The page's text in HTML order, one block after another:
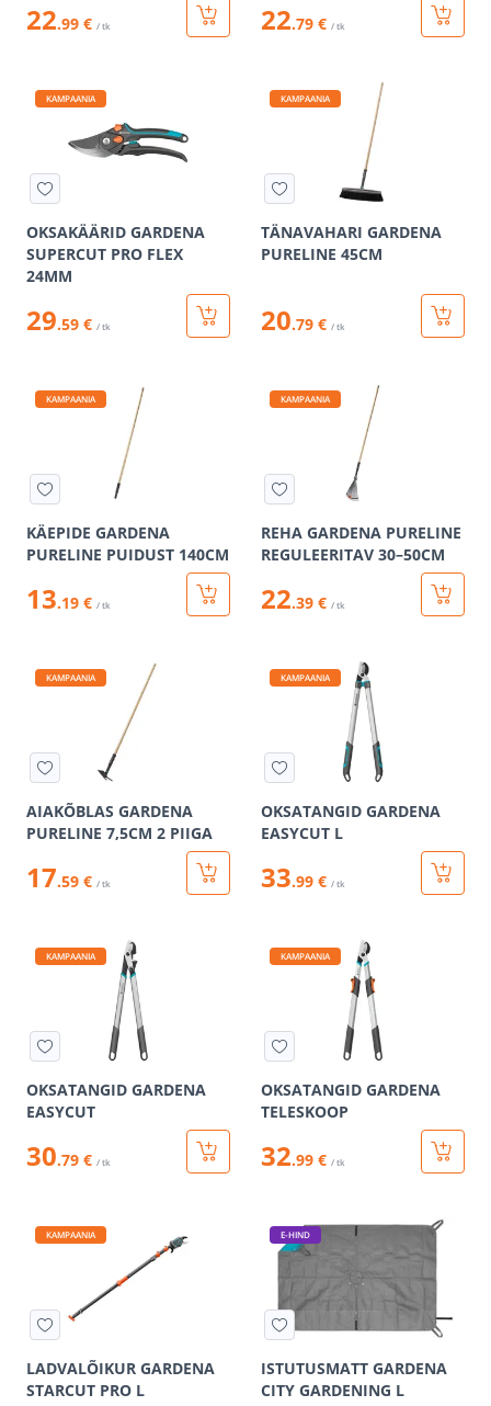
22.99 € / tk 22.79 € / tk
KAMPAANIA
OKSAKÄÄRID GARDENA
SUPERCUT PRO FLEX
24MM
29.59 € / tk
KAMPAANIA
TÄNAVAHARI GARDENA
PURELINE 45CM
20.79 € / tk
KAMPAANIA
KÄEPIDE GARDENA
PURELINE PUIDUST 140CM
13.19 € / tk
KAMPAANIA
REHA GARDENA PURELINE
REGULEERITAV 30–50CM
22.39 € / tk
KAMPAANIA
AIAKÕBLAS GARDENA
PURELINE 7,5CM 2 PIIGA
17.59 € / tk
KAMPAANIA
OKSATANGID GARDENA
EASYCUT L
33.99 € / tk
KAMPAANIA
OKSATANGID GARDENA
EASYCUT
30.79 € / tk
KAMPAANIA
OKSATANGID GARDENA
TELESKOOP
32.99 € / tk
KAMPAANIA
LADVALÕIKUR GARDENA
STARCUT PRO L
E-HIND
ISTUTUSMATT GARDENA
CITY GARDENING L